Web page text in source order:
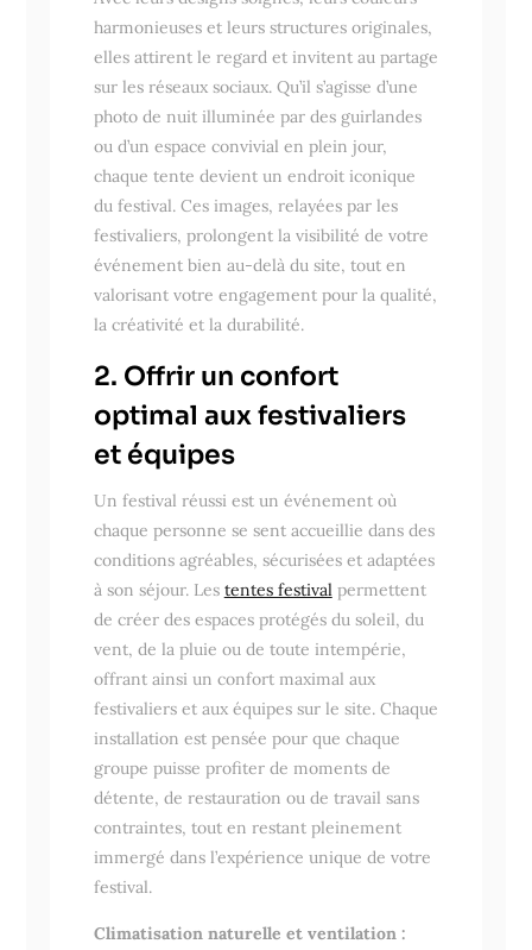
harmonieuses et leurs structures originales,
elles attirent le regard et invitent au partage
sur les réseaux sociaux. Qu’il s’agisse d’une
photo de nuit illuminée par des guirlandes
ou d’un espace convivial en plein jour,
chaque tente devient un endroit iconique
du festival. Ces images, relayées par les
festivaliers, prolongent la visibilité de votre
événement bien au-delà du site, tout en
valorisant votre engagement pour la qualité,
la créativité et la durabilité.
2. Offrir un confort
optimal aux festivaliers
et équipes
Un festival réussi est un événement où
chaque personne se sent accueillie dans des
conditions agréables, sécurisées et adaptées
à son séjour. Les tentes festivalpermettent
de créer des espaces protégés du soleil, du
vent, de la pluie ou de toute intempérie,
offrant ainsi un confort maximal aux
festivaliers et aux équipes sur le site. Chaque
installation est pensée pour que chaque
groupe puisse profiter de moments de
détente, de restauration ou de travail sans
contraintes, tout en restant pleinement
immergé dans l’expérience unique de votre
festival.
Climatisation naturelle et ventilation :